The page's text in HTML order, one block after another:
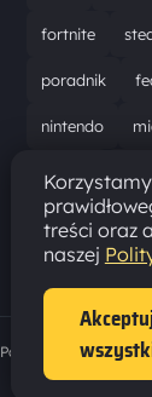
fortnite
poradnik
nintendo
solucja
resident evil
epic games
Polityka prywatności
treści oraz
naszej